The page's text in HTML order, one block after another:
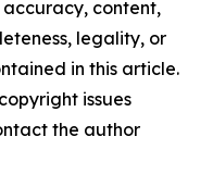
content,
legality, or
in this article.
issues
the author